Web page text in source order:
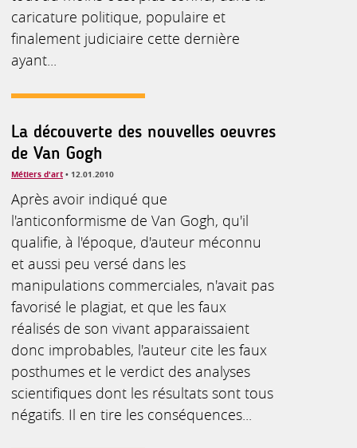
caricature politique, populaire et
finalement judiciaire cette dernière
ayant...
La découverte des nouvelles oeuvres
de Van Gogh
Métiers d'art • 12.01.2010
Après avoir indiqué que
l'anticonformisme de Van Gogh, qu'il
qualifie, à l'époque, d'auteur méconnu
et aussi peu versé dans les
manipulations commerciales, n'avait pas
favorisé le plagiat, et que les faux
réalisés de son vivant apparaissaient
donc improbables, l'auteur cite les faux
posthumes et le verdict des analyses
scientifiques dont les résultats sont tous
négatifs. Il en tire les conséquences...